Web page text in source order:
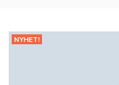
NYHET!